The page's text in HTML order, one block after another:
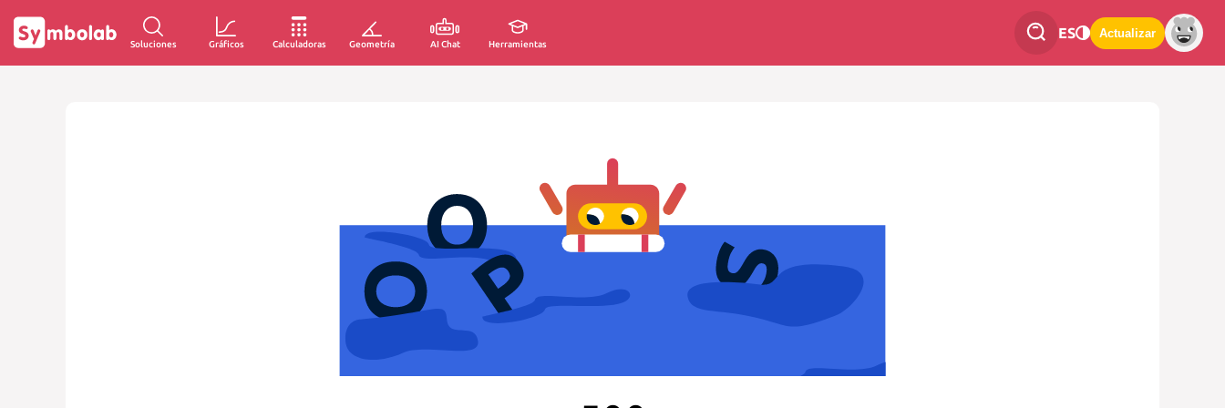
Soluciones Gráficos Calculadoras Geometría AI Chat Herramientas
ES Actualizar